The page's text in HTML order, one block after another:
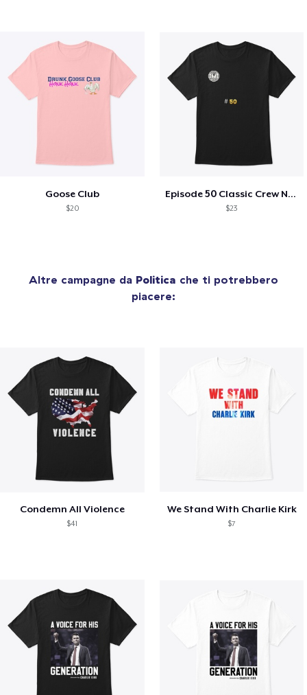
Goose Club
$20
Episode 50 Classic Crew Neck T-Shirt
$23
Altre campagne da Politica che ti potrebbero
piacere:
Condemn All Violence
$41
We Stand With Charlie Kirk
$7